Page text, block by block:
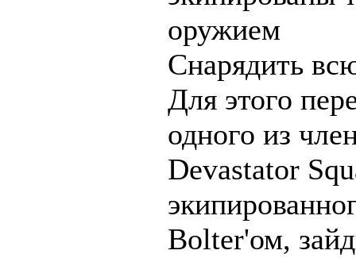
оружием
Снарядить
Для этого
одного из
Devastator
Bolter'ом,